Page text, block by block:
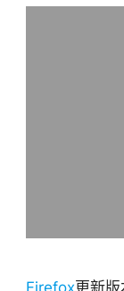
Firefox更新版